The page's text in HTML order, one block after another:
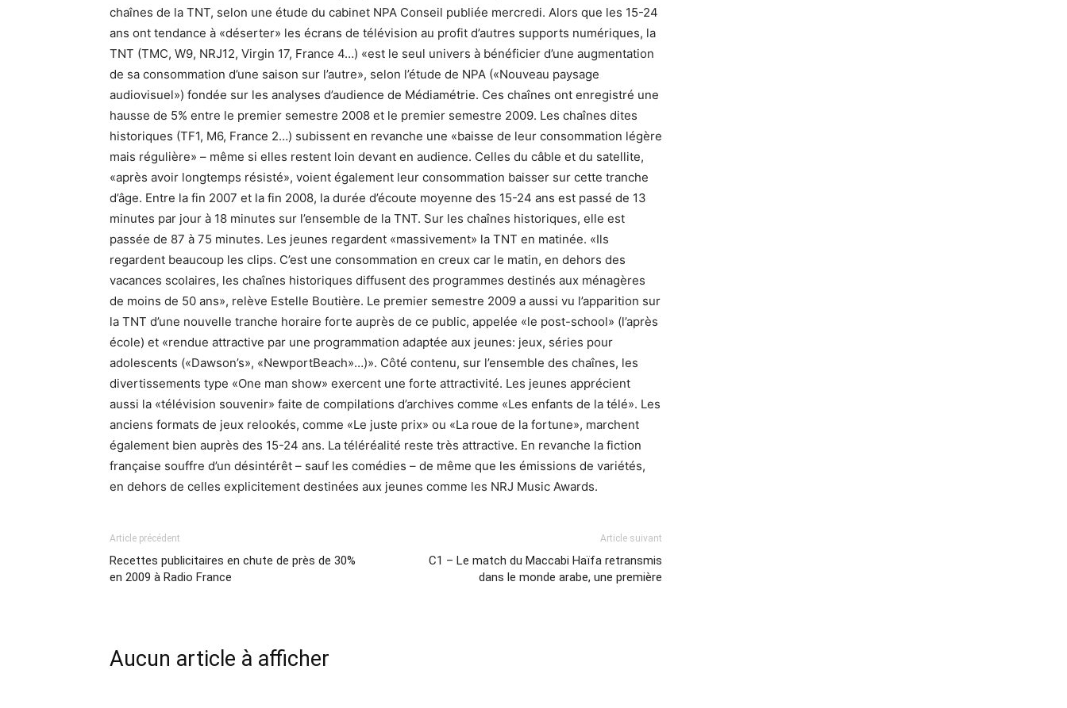
chaînes de la TNT, selon une étude du cabinet NPA Conseil publiée mercredi. Alors que les 15-24
ans ont tendance à «déserter» les écrans de télévision au profit d’autres supports numériques, la
TNT (TMC, W9, NRJ12, Virgin 17, France 4…) «est le seul univers à bénéficier d’une augmentation
de sa consommation d’une saison sur l’autre», selon l’étude de NPA («Nouveau paysage
audiovisuel») fondée sur les analyses d’audience de Médiamétrie. Ces chaînes ont enregistré une
hausse de 5% entre le premier semestre 2008 et le premier semestre 2009. Les chaînes dites
historiques (TF1, M6, France 2…) subissent en revanche une «baisse de leur consommation légère
mais régulière» – même si elles restent loin devant en audience. Celles du câble et du satellite,
«après avoir longtemps résisté», voient également leur consommation baisser sur cette tranche
d’âge. Entre la fin 2007 et la fin 2008, la durée d’écoute moyenne des 15-24 ans est passé de 13
minutes par jour à 18 minutes sur l’ensemble de la TNT. Sur les chaînes historiques, elle est
passée de 87 à 75 minutes. Les jeunes regardent «massivement» la TNT en matinée. «Ils
regardent beaucoup les clips. C’est une consommation en creux car le matin, en dehors des
vacances scolaires, les chaînes historiques diffusent des programmes destinés aux ménagères
de moins de 50 ans», relève Estelle Boutière. Le premier semestre 2009 a aussi vu l’apparition sur
la TNT d’une nouvelle tranche horaire forte auprès de ce public, appelée «le post-school» (l’après
école) et «rendue attractive par une programmation adaptée aux jeunes: jeux, séries pour
adolescents («Dawson’s», «NewportBeach»…)». Côté contenu, sur l’ensemble des chaînes, les
divertissements type «One man show» exercent une forte attractivité. Les jeunes apprécient
aussi la «télévision souvenir» faite de compilations d’archives comme «Les enfants de la télé». Les
anciens formats de jeux relookés, comme «Le juste prix» ou «La roue de la fortune», marchent
également bien auprès des 15-24 ans. La téléréalité reste très attractive. En revanche la fiction
française souffre d’un désintérêt – sauf les comédies – de même que les émissions de variétés,
en dehors de celles explicitement destinées aux jeunes comme les NRJ Music Awards.
Article précédent
Recettes publicitaires en chute de près de 30%
en 2009 à Radio France
Article suivant
C1 – Le match du Maccabi Haïfa retransmis
dans le monde arabe, une première
Aucun article à afficher